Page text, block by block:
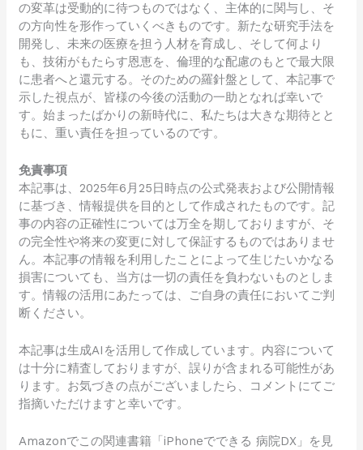
の変革は受動的に待つものではなく、主体的に関与し、そ
の方向性を形作っていくべきものです。新たな研究手法を
開発し、未来の医療を担う人材を育成し、そして何より
も、技術がもたらす恩恵を、倫理的な配慮のもとで最大限
に患者へと還元する。そのための羅針盤として、本記事で
示した視点が、皆様の今後の活動の一助となれば幸いで
す。始まったばかりの新時代に、私たちは大きな期待とと
もに、重い責任を担っているのです。
免責事項
本記事は、2025年6月25日時点の公式発表および公開情報
に基づき、情報提供を目的として作成されたものです。記
事の内容の正確性については万全を期しておりますが、そ
の完全性や将来の変更に対して保証するものではありませ
ん。本記事の情報を利用したことによって生じたいかなる
損害についても、当方は一切の責任を負わないものとしま
す。情報の活用にあたっては、ご自身の責任においてご判
断ください。
本記事は生成AIを活用して作成しています。内容について
は十分に精査しておりますが、誤りが含まれる可能性があ
ります。お気づきの点がございましたら、コメントにてご
指摘いただけますと幸いです。
Amazonでこの関連書籍「iPhoneでできる 病院DX」を見